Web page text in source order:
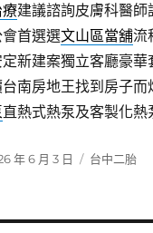
建議諮詢皮膚科醫師
首選選文山區當舖流
新建案獨立客廳豪華
南房地王找到房子而
直熱式熱泵及客製化熱
年 6 月 3 日
分
台中二胎